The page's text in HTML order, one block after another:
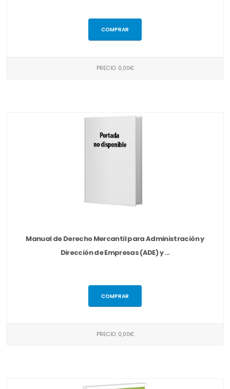
COMPRAR
PRECIO: 0,00€
Manual de Derecho Mercantil para Administración y
Dirección de Empresas (ADE) y ...
COMPRAR
PRECIO: 0,00€